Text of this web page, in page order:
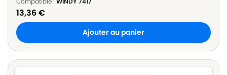
13,36€
Ajouter au panier